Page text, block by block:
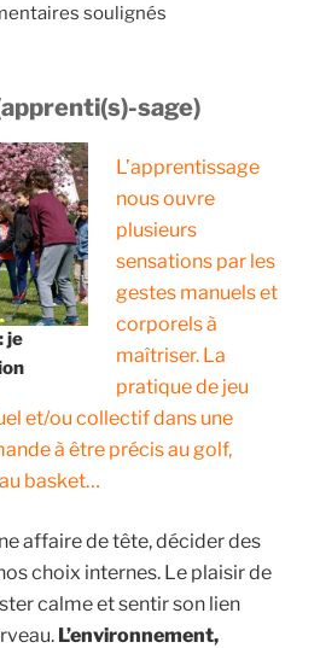
soulignés
sage)
je
L’apprentissage
nous ouvre
plusieurs
sensations par les
gestes manuels et
corporels à
maîtriser. La
pratique de jeu
et/ou collectif dans une
à être précis au golf,
basket…
affaire de tête, décider des
choix internes. Le plaisir de
calme et sentir son lien
L’environnement,